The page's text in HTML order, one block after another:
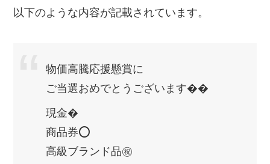
以下のような内容が記載されています。
物価高騰応援懸賞に
ご当選おめでとうございます��
現金�
商品券⭕
高級ブランド品㊗